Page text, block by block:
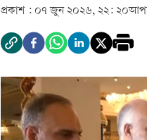
প্রকাশ : ০৭ জুন ২০২৬, ২২: ২০